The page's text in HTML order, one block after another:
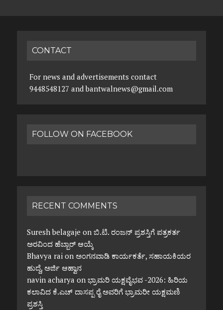
CONTACT
For news and advertisements contact
9448548127 and bantwalnews@gmail.com
FOLLOW ON FACEBOOK
RECENT COMMENTS
Suresh belagaje on ಬಿ.ಟಿ. ರಂಜನ್ ಪ್ರಶಸ್ತಿಗೆ ಪತ್ರಕರ್ತ
ಅರವಿಂದ ಹೆಬ್ಬಾರ್ ಆಯ್ಕೆ
Bhavya raion ಅಂಗನವಾಡಿ ಕಾರ್ಯಕರ್ತೆ, ಸಹಾಯಕಿಯರ
ಹುದ್ದೆ, ಅರ್ಜಿ ಆಹ್ವಾನ
navin acharya on ಭ್ರಾಮರಿ ಯಕ್ಷವೈಭವ -2026: ಹಿರಿಯ
ಕಲಾವಿದ ಕೆ.ಎಚ್ ದಾಸಪ್ಪ ರೈ ಅವರಿಗೆ ಭ್ರಾಮರೀ ಯಕ್ಷಮಣಿ
ಪ್ರಶಸ್ತಿ